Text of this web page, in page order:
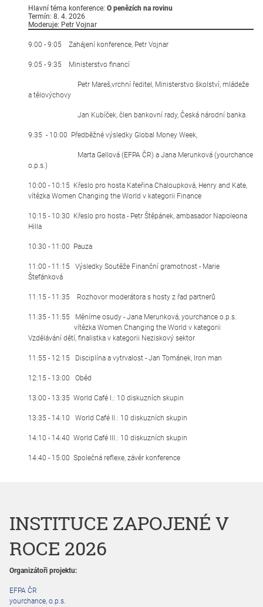
Hlavní téma konference: O penězích na rovinu
Termín: 8. 4. 2026
Moderuje: Petr Vojnar
9:00 - 9:05 Zahájení konference, Petr Vojnar
9:05 - 9:35 Ministerstvo financí
Petr Mareš,vrchní ředitel, Ministerstvo školství, mládeže
a tělovýchovy
Jan Kubíček, člen bankovní rady, Česká národní banka
9:35 - 10:00 Předběžné výsledky Global Money Week,
Marta Gellová (EFPA ČR) a Jana Merunková (yourchance
o.p.s.)
10:00 - 10:15 Křeslo pro hosta Kateřina Chaloupková, Henry and Kate,
vítězka Women Changing the World v kategorii Finance
10:15 - 10:30 Křeslo pro hosta - Petr Štěpánek, ambasador Napoleona
Hilla
10:30 - 11:00 Pauza
11:00 - 11:15 Výsledky Soutěže Finanční gramotnost - Marie
Štefánková
11:15 - 11:35 Rozhovor moderátora s hosty z řad partnerů
11:35 - 11:55 Měníme osudy - Jana Merunková, yourchance o.p.s.
vítězka Women Changing the World v kategorii
Vzdělávání dětí, finalistka v kategorii Neziskový sektor
11:55 - 12:15 Disciplína a vytrvalost - Jan Tománek, Iron man
12:15 - 13:00 Oběd
13:00 - 13:35 World Café I.: 10 diskuzních skupin
13:35 - 14:10 World Café II.: 10 diskuzních skupin
14:10 - 14:40 World Café III.: 10 diskuzních skupin
14:40 - 15:00 Společná reflexe, závěr konference
INSTITUCE ZAPOJENÉ V
ROCE 2026
Organizátoři projektu:
EFPA ČR
yourchance, o.p.s.